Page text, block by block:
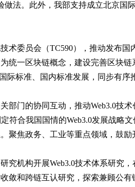
法。此外，我部支持成立北京国
术委员会（TC590），推动发布
统一区块链概念，建设完善区块
标准、国内标准发展，同步有序
门的协同互动，推动Web3.0技术
符合我国国情的Web3.0发展战略
聚焦政务、工业等重点领域，鼓
究机构开展Web3.0技术体系研究
敛和跨链互认研究，探索兼顾公